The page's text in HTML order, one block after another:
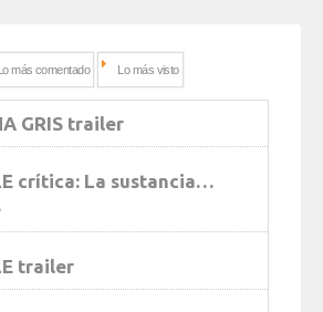
más comentado Lo más visto
GRIS trailer
crítica: La sustancia…
trailer